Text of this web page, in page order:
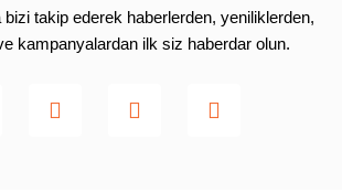
bizi takip ederek haberlerden, yeniliklerden,
kampanyalardan ilk siz haberdar olun.